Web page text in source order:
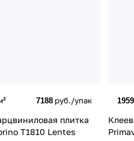
7188 руб./упак
плитка
T1810 Lentes
1959